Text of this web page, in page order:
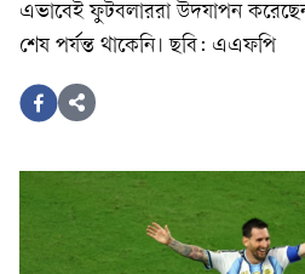
এভাবেই ফুটবলাররা উদযাপন
শেষ পর্যন্ত থাকেনি। ছবি: এএফপি